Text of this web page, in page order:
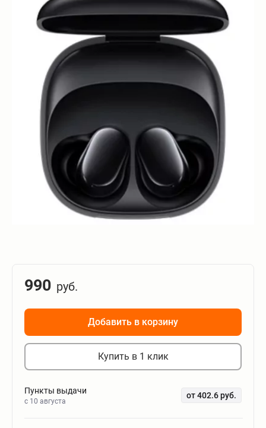
990 руб.
Добавить в корзину
Купить в 1 клик
Пункты выдачи
c 10 августа
от 402.6 руб.